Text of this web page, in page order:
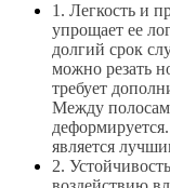
1. Легкость и
упрощает ее
долгий срок
можно резать
требует
Между
является
2.